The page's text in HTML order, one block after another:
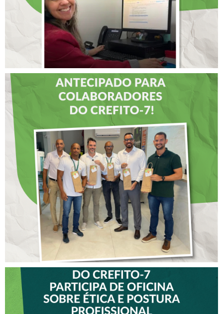
DIA DOS PAIS É
ANTECIPADO PARA
COLABORADORES DO
CREFITO-7